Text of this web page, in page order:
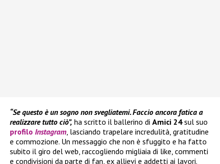
“Se questo è un sogno non svegliatemi. Faccio ancora fatica a
realizzare tutto ciò”, ha scritto il ballerino di Amici 24sul suo
profilo Instagram, lasciando trapelare incredulità, gratitudine
e commozione. Un messaggio che non è sfuggito e ha fatto
subito il giro del web, raccogliendo migliaia di like, commenti
e condivisioni da parte di fan, ex allievi e addetti ai lavori.